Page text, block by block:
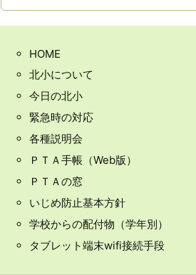
HOME
北小について
今日の北小
緊急時の対応
各種説明会
ＰＴＡ手帳（Web版）
ＰＴＡの窓
いじめ防止基本方針
学校からの配付物（学年別）
タブレット端末wifi接続手段